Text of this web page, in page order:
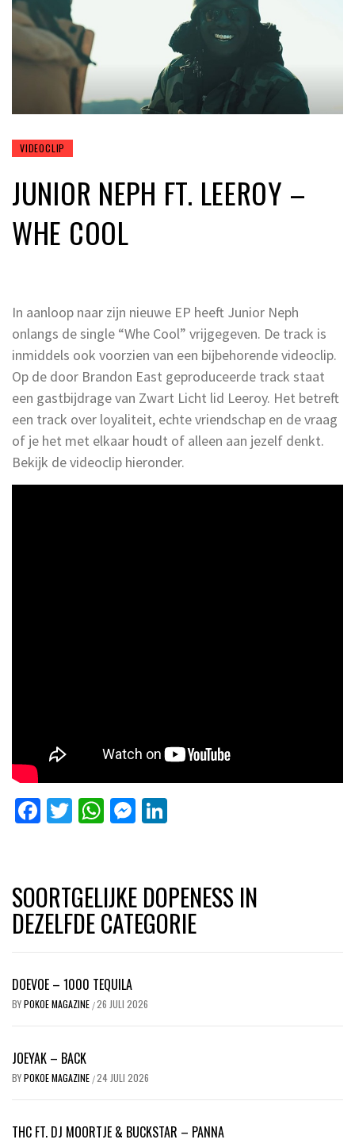
VIDEOCLIP
JUNIOR NEPH FT. LEEROY –
WHE COOL
In aanloop naar zijn nieuwe EP heeft Junior Neph
onlangs de single “Whe Cool” vrijgegeven. De track is
inmiddels ook voorzien van een bijbehorende videoclip.
Op de door Brandon East geproduceerde track staat
een gastbijdrage van Zwart Licht lid Leeroy. Het betreft
een track over loyaliteit, echte vriendschap en de vraag
of je het met elkaar houdt of alleen aan jezelf denkt.
Bekijk de videoclip hieronder.
Facebook
Twitter
WhatsApp
Messenger
SOORTGELIJKE DOPENESS IN
DEZELFDE CATEGORIE
DOEVOE – 1000 TEQUILA
BYPOKOE MAGAZINE /26 JULI 2026
JOEYAK – BACK
BYPOKOE MAGAZINE /24 JULI 2026
THC FT. DJ MOORTJE & BUCKSTAR – PANNA